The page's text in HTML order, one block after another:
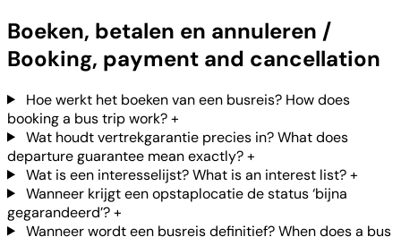
Boeken, betalen en annuleren /
Booking, payment and cancellation
Hoe werkt het boeken van een busreis? How does
booking a bus trip work?+
Wat houdt vertrekgarantie precies in? What does
departure guarantee mean exactly?+
Wat is een interesselijst? What is an interest list?+
Wanneer krijgt een opstaplocatie de status ‘bijna
gegarandeerd’?+
Wanneer wordt een busreis definitief? When does a bus